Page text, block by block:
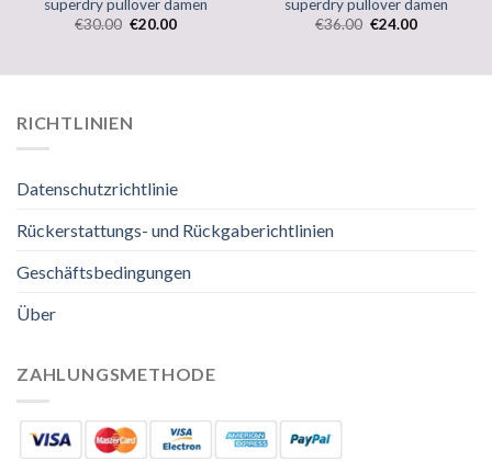
superdry pullover damen
€30.00 €20.00
superdry pullover damen
€36.00 €24.00
RICHTLINIEN
Datenschutzrichtlinie
Rückerstattungs- und Rückgaberichtlinien
Geschäftsbedingungen
Über
ZAHLUNGSMETHODE